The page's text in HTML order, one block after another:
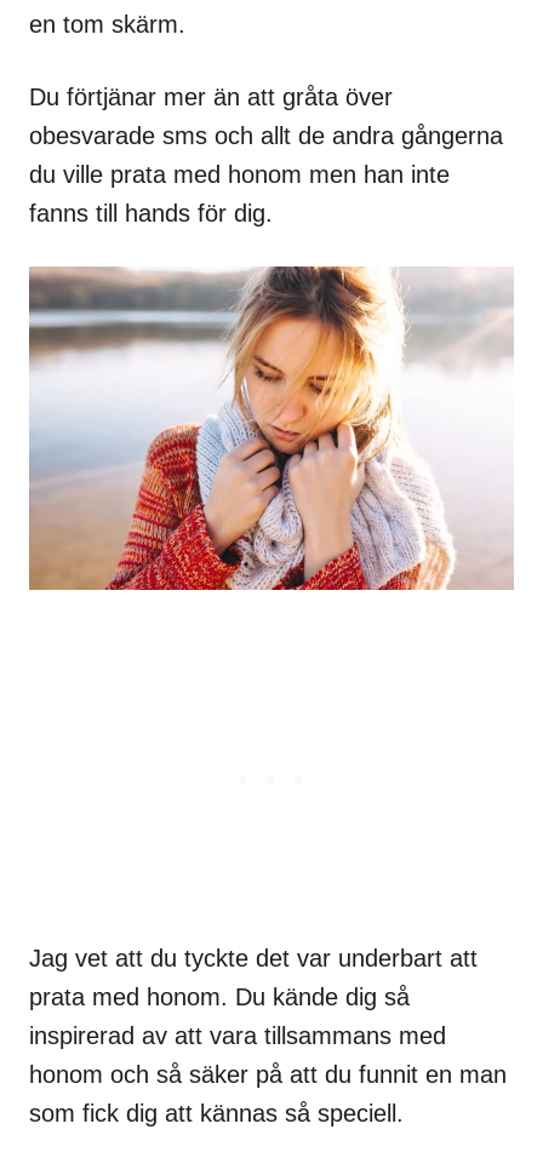
en tom skärm.
Du förtjänar mer än att gråta över
obesvarade sms och allt de andra gångerna
du ville prata med honom men han inte
fanns till hands för dig.
Jag vet att du tyckte det var underbart att
prata med honom. Du kände dig så
inspirerad av att vara tillsammans med
honom och så säker på att du funnit en man
som fick dig att kännas så speciell.